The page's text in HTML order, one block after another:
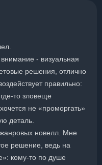
- визуальная
решения, отлично
правильно:
то зловеще
не «проморгать»
деталь.
новелл. Мне
решение, ведь на
кому-то по душе